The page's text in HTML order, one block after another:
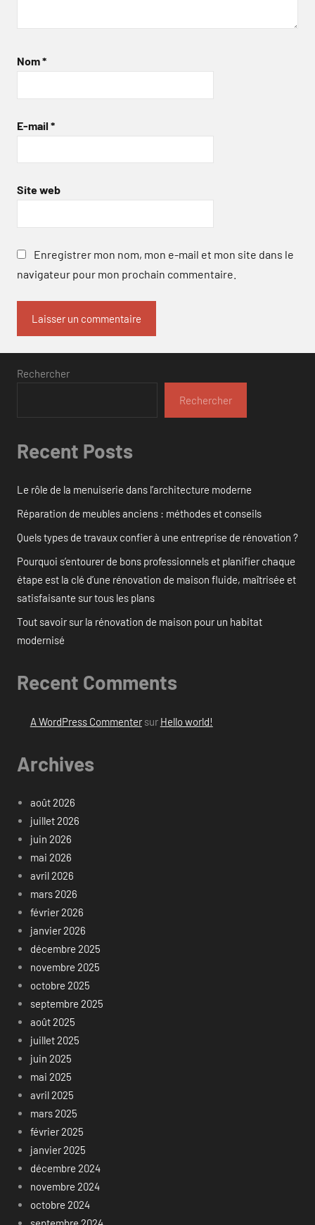
Nom*
E-mail *
Site web
Enregistrer mon nom, mon e-mail et mon site dans le
navigateur pour mon prochain commentaire.
Rechercher
Rechercher
Recent Posts
Le rôle de la menuiserie dans l’architecture moderne
Réparation de meubles anciens : méthodes et conseils
Quels types de travaux confier à une entreprise de rénovation ?
Pourquoi s’entourer de bons professionnels et planifier chaque
étape est la clé d’une rénovation de maison fluide, maîtrisée et
satisfaisante sur tous les plans
Tout savoir sur la rénovation de maison pour un habitat
modernisé
Recent Comments
A WordPress Commentersur Hello world!
Archives
août 2026
juillet 2026
juin 2026
mai 2026
avril 2026
mars 2026
février 2026
janvier 2026
décembre 2025
novembre 2025
octobre 2025
septembre 2025
août 2025
juillet 2025
juin 2025
mai 2025
avril 2025
mars 2025
février 2025
janvier 2025
décembre 2024
novembre 2024
octobre 2024